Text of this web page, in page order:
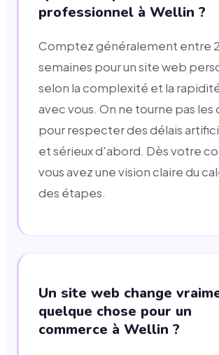
professionnel à Wellin ?
Comptez généralement entre
semaines pour un site web
selon la complexité et la
avec vous. On ne tourne pas les
pour respecter des délais
et sérieux d'abord. Dès votre
vous avez une vision claire du
des étapes.
Un site web change
quelque chose pour un
commerce à Wellin ?